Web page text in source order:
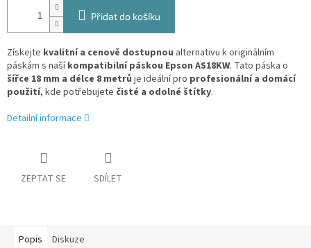
Přidat do košíku
Získejte kvalitní a cenově dostupnou alternativu k originálním
páskám s našíkompatibilní páskou Epson AS18KW. Tato páska o
šířce 18 mm a délce 8 metrů je ideální pro profesionální a domácí
použití, kde potřebujete čisté a odolné štítky.
Detailní informace
ZEPTAT SE SDÍLET
Popis Diskuze